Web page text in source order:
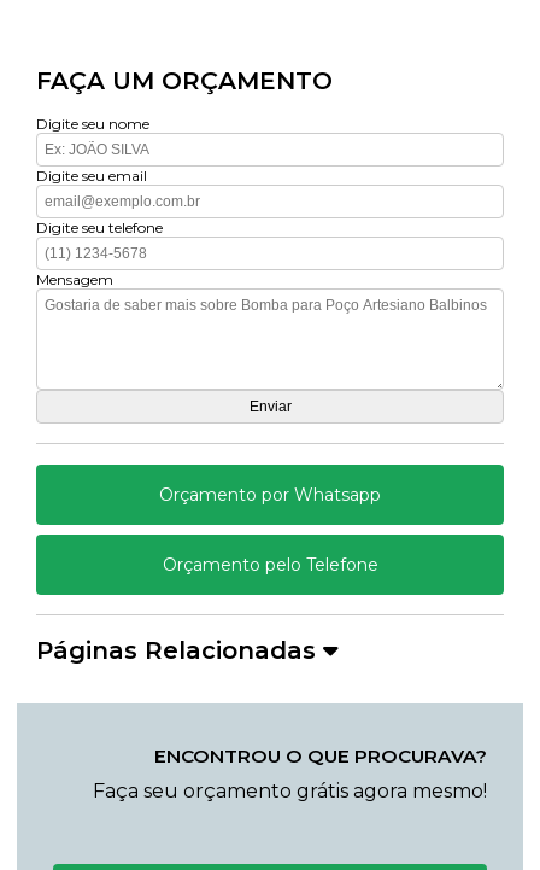
FAÇA UM ORÇAMENTO
Digite seu nome
Digite seu email
Digite seu telefone
Mensagem
Orçamento por Whatsapp
Orçamento pelo Telefone
Páginas Relacionadas
ENCONTROU O QUE PROCURAVA?
Faça seu orçamento grátis agora mesmo!